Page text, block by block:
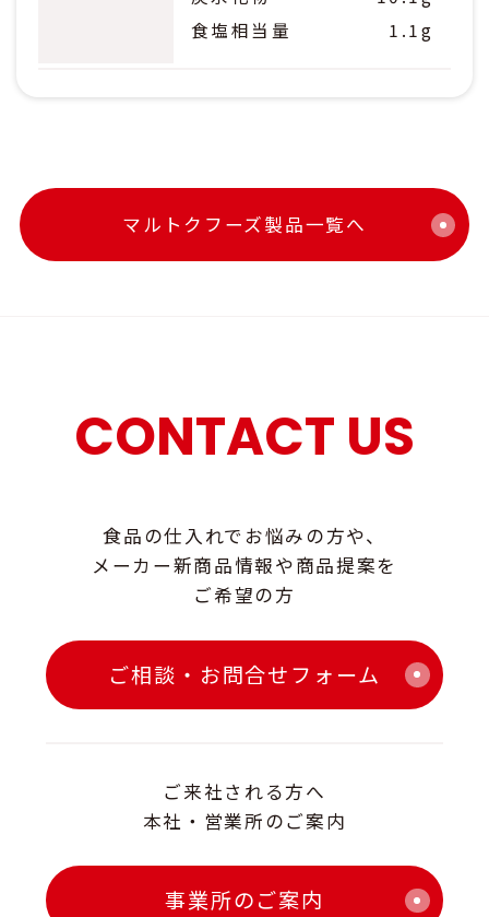
食塩相当量
1.1g
マルトクフーズ製品一覧へ
CONTACT US
食品の仕入れでお悩みの方や、
メーカー新商品情報や商品提案を
ご希望の方
ご相談・お問合せフォーム
ご来社される方へ
本社・営業所のご案内
事業所のご案内